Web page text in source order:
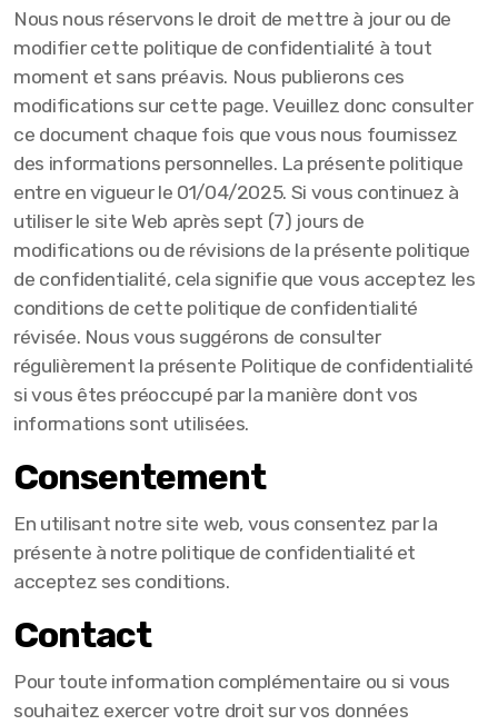
Nous nous réservons le droit de mettre à jour ou de
modifier cette politique de confidentialité à tout
moment et sans préavis. Nous publierons ces
modifications sur cette page. Veuillez donc consulter
ce document chaque fois que vous nous fournissez
des informations personnelles. La présente politique
entre en vigueur le 01/04/2025. Si vous continuez à
utiliser le site Web après sept (7) jours de
modifications ou de révisions de la présente politique
de confidentialité, cela signifie que vous acceptez les
conditions de cette politique de confidentialité
révisée. Nous vous suggérons de consulter
régulièrement la présente Politique de confidentialité
si vous êtes préoccupé par la manière dont vos
informations sont utilisées.
Consentement
En utilisant notre site web, vous consentez par la
présente à notre politique de confidentialité et
acceptez ses conditions.
Contact
Pour toute information complémentaire ou si vous
souhaitez exercer votre droit sur vos données